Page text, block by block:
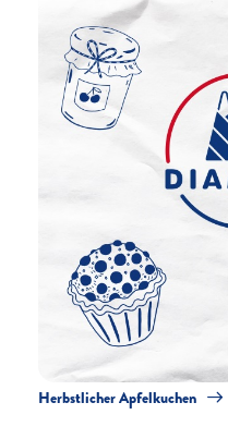
Herbstlicher Apfelkuchen